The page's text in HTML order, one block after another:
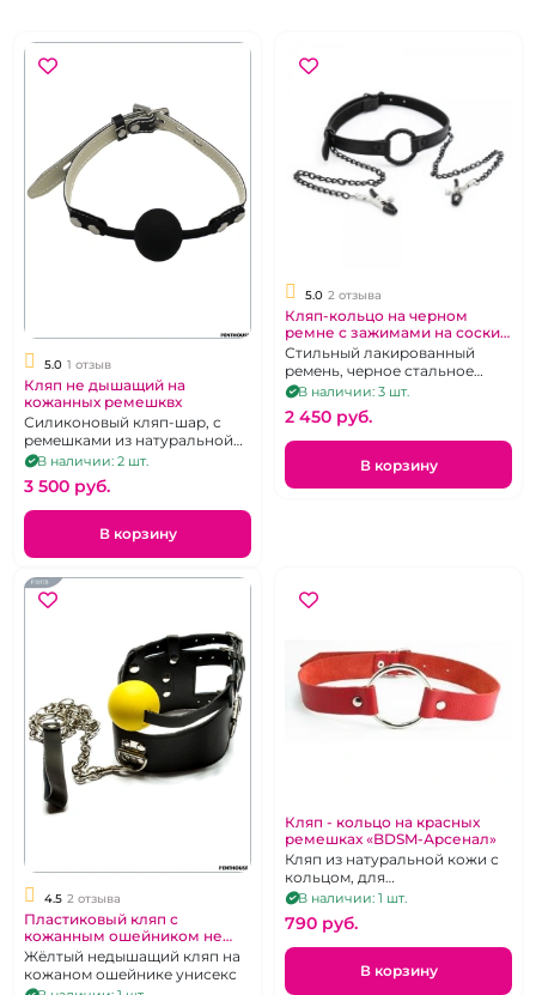
5.0 1 отзыв
Кляп не дышащий на
кожанных ремешквх
Силиконовый кляп-шар, с
ремешками из натуральной
кожи
В наличии: 2 шт.
3 500 pуб.
В корзину
5.0 2 отзыва
Кляп-кольцо на черном
ремне с зажимами на соски
«Lux Fetish»
Стильный лакированный
ремень, черное стальное
кольцо, клипсы с
силиконовыми
прокладочками на длинных
цепочках
В наличии: 3 шт.
2 450 pуб.
В корзину
4.5 2 отзыва
Пластиковый кляп с
кожанным ошейником не
дышащий
Жёлтый недышащий кляп на
кожаном ошейнике унисекс
Кляп - кольцо на красных
ремешках «BDSM-Арсенал»
Кляп из натуральной кожи с
кольцом, для
принудительного орального
В наличии: 1 шт.
790 pуб.
В корзину